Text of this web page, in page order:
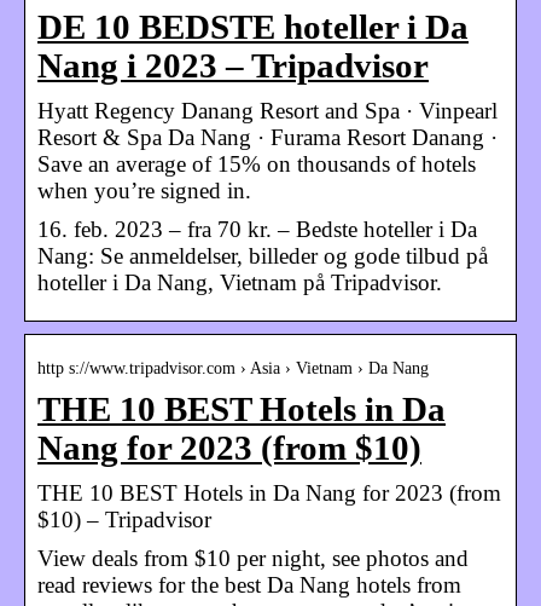
DE 10 BEDSTE hoteller i Da
Nang i 2023 – Tripadvisor
Hyatt Regency Danang Resort and Spa · Vinpearl
Resort & Spa Da Nang · Furama Resort Danang ·
Save an average of 15% on thousands of hotels
when you’re signed in.
16. feb. 2023 – fra 70 kr. – Bedste hoteller i Da
Nang: Se anmeldelser, billeder og gode tilbud på
hoteller i Da Nang, Vietnam på Tripadvisor.
http s://www.tripadvisor.com › Asia › Vietnam › Da Nang
THE 10 BEST Hotels in Da
Nang for 2023 (from $10)
THE 10 BEST Hotels in Da Nang for 2023 (from
$10) – Tripadvisor
View deals from $10 per night, see photos and
read reviews for the best Da Nang hotels from